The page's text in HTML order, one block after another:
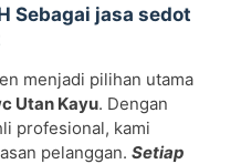
Sebagai jasa sedot
menjadi pilihan utama
Utan Kayu. Dengan
profesional, kami
pelanggan. Setiap